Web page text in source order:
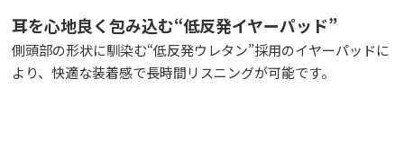
耳を心地良く包み込む“低反発イヤーパッド”
側頭部の形状に馴染む“低反発ウレタン”採用のイヤーパッドに
より、快適な装着感で長時間リスニングが可能です。